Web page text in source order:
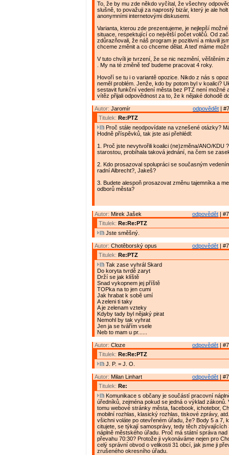
To, že by mu zde někdo vyčítal, že všechny
slušně, to považuji za naprostý bizár, který je ale
anonymními internetovými diskusemi.
Varianta, kterou zde prezentujeme, je nejlepší
situace, respektující co největší počet voličů. Od
zdůrazňovali, že náš program je pozitivní a mluvili
chceme změnit a co chceme dělat. A teď máme
V tuto chvíli je tvrzení, že se nic nezmění, věštěním
. My na té změně teď budeme pracovat 4 roky.
Hovoří se tu i o variantě opozice. Nikdo z nás s
neměl problém. Jenže, kdo by potom byl v koalici?
sestavit funkční vedení města bez PTZ není možné
vítěz přijali odpovědnost za to, že k nějaké dohodě
odpovědět |
Autor: Jaromír
Titulek: Re:PTZ
Proč stále neodpovídate na vznešené otázky?
Hodně příspěvků, tak jste asi přehlédl:
1. Proč jste nevytvořili koalici (ne)změna/ANO/KDU
starostou, probíhala taková jednání, na čem se
2. Kdo prosazoval spolupráci se současným
radní Albrecht?, Jakeš?
3. Budete alespoň prosazovat změnu tajemníka a
odborů města?
odpovědět |
Autor: Mirek Jašek
Titulek: Re:Re:PTZ
Jste směšný.
odpovědět |
Autor: Chotěborský opus
Titulek: Re:PTZ
Tak zase vyhrál Skard
Do koryta tvrdě zaryt
Drží se jak klíště
Snad vykopnem jej příště
TOPka na to jen cumi
Jak hrabat k sobě umí
A zeleni ti taky
A je zelenam vzteky
Kdyby tady byl nějaký pirat
Nemohl by tak vyhrat
Jen ja se tvářím vsele
Neb to mam u pr......
odpovědět |
Autor: Cloze
Titulek: Re:Re:PTZ
J. P. = J. O.
odpovědět |
Autor: Milan Linhart
Titulek: Re:
Komunikace s občany je součástí pracovní
úředníků, zejména pokud se jedná o výklad zákonů.
tomu webové stránky města, facebook, ichotebor,
mobilní rozhlas, klasický rozhlas, tiskové zprávy,
všichni voláte po otevřeném úřadu, že? Body 5 a 7,
citujete, se týkají samosprávy, tedy těch zbývajících
náplně městského úřadu. Proč má státní správa
převahu 70:30? Protože ji vykonáváme nejen pro
celý správní obvod o velikosti 31 obcí, jak jsme ji
zrušeného okresního úřadu.